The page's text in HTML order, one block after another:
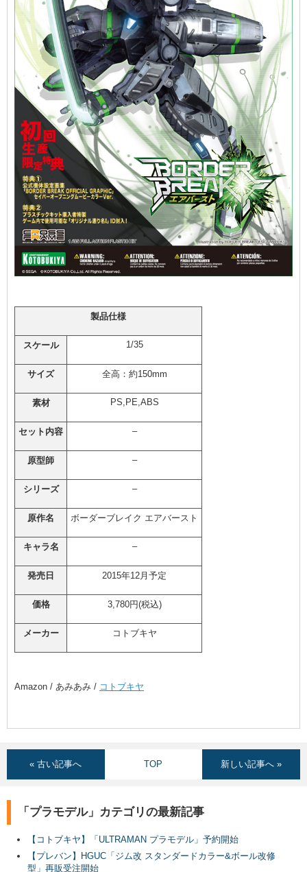
製品仕様
スケール 1/35
サイズ 全高：約150mm
素材 PS,PE,ABS
セット内容 –
原型師 –
シリーズ –
原作名 ボーダーブレイク エアバースト
キャラ名 –
発売日 2015年12月予定
価格 3,780円(税込)
メーカー コトブキヤ
Amazon / あみあみ / コトブキヤ
« 古い記事へ TOP 新しい記事へ »
「プラモデル」カテゴリの最新記事
【コトブキヤ】「ULTRAMAN プラモデル」予約開始
【プレバン】HGUC「ジム改 スタンダードカラー&ボール改修
型」再販受注開始